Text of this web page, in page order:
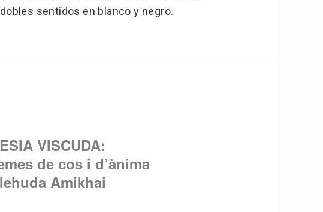
sentidos en blanco y negro.
VISCUDA:
de cos i d’ànima
Amikhai